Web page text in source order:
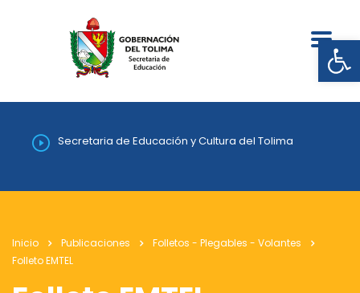
Secretaria de Educación y Cultura del Tolima
Inicio Publicaciones
Folletos - Plegables - Volantes
Folleto EMTEL